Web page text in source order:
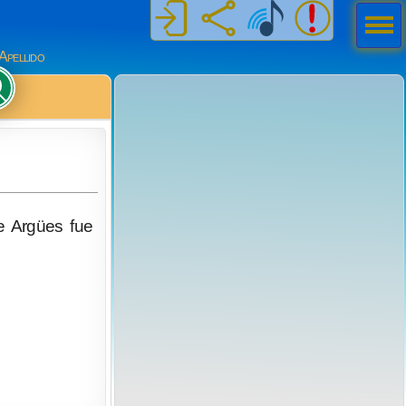
Argües fue
Men
ú